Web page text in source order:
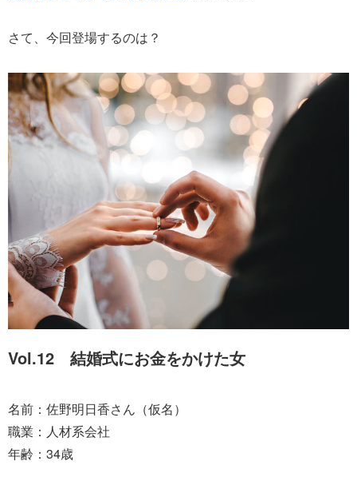
さて、今回登場するのは？
Vol.12 結婚式にお金をかけた女
名前：佐野明日香さん（仮名）
職業：人材系会社
年齢：34歳